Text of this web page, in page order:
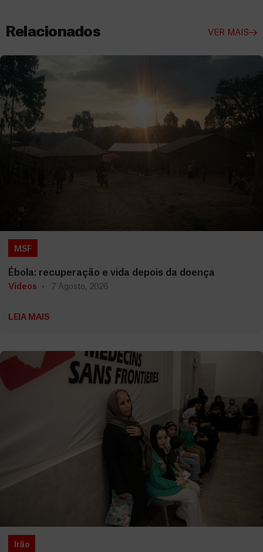
Relacionados VER MAIS
MSF
Ébola: recuperação e vida depois da doença
Vídeos 7 Agosto, 2026
LEIA MAIS
Irão